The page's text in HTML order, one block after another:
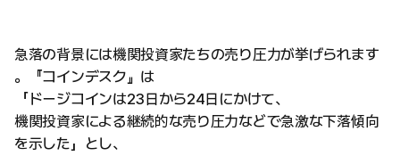
急落の背景には機関投資家たちの売り圧力が挙げられます
。『コインデスク』は
「ドージコインは23日から24日にかけて、
機関投資家による継続的な売り圧力などで急激な下落傾向
を示した」とし、